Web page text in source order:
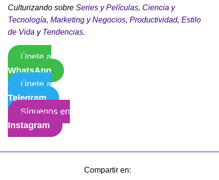
Culturizando sobre Series y Películas, Ciencia y
Tecnología, Marketing y Negocios, Productividad, Estilo
de Vida y Tendencias.
Únete a
WhatsApp
Únete a
Telegram
Síguenos en
Instagram
Compartir en: